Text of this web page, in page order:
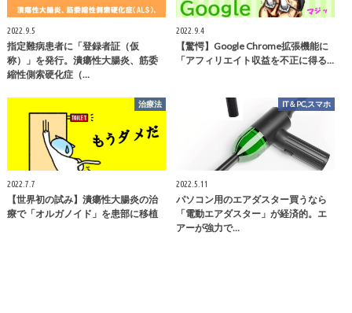
2022.9.5
指定難病患者に「登録者証（仮
称）」を発行。潰瘍性大腸炎、筋委
縮性側索硬化症（…
2022.9.4
【驚愕】Google Chrome拡張機能に
「アフィリエイト収益を不正に得る…
治療法
2022.7.7
【世界初の試み】潰瘍性大腸炎の治
療で「オルガノイド」を患部に移植
IT＆PC,スマホ
2022.5.11
パソコン用のエアダスター買うなら
「電動エアダスター」が経済的。エ
アーが強力で…